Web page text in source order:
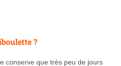
?
conserve que très peu de jours